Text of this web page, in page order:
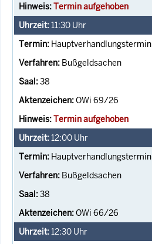
Termin aufgehoben
11:30 Uhr
Hauptverhandlungstermin
Bußgeldsachen
38
OWi 69/26
Termin aufgehoben
12:00 Uhr
Hauptverhandlungstermin
Bußgeldsachen
38
OWi 66/26
12:30 Uhr